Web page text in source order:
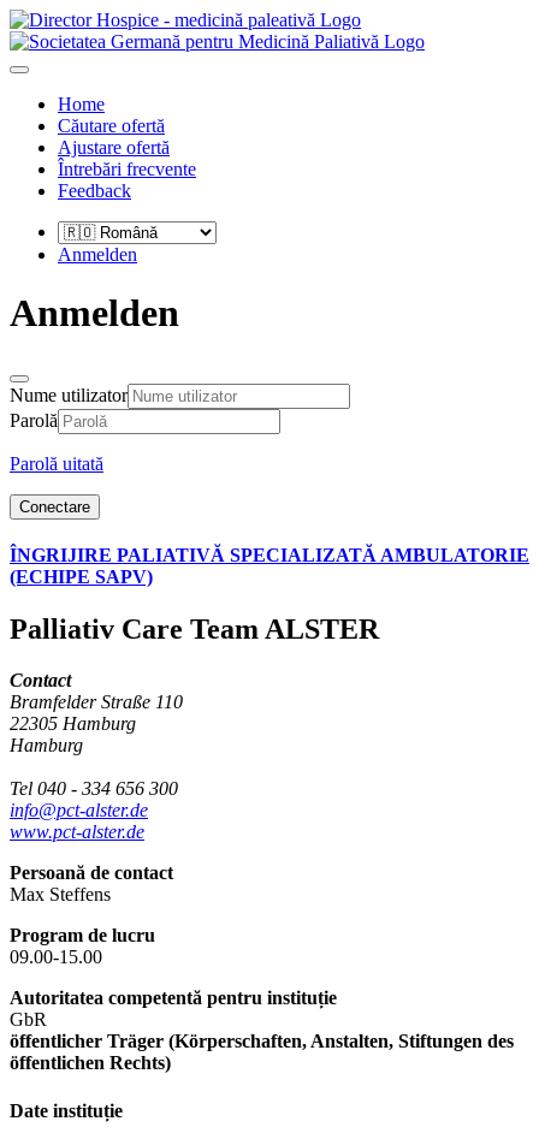
Home
Căutare ofertă
Ajustare ofertă
Întrebări frecvente
Feedback
Anmelden
Anmelden
Nume utilizator
Parolă
Parolă uitată
Conectare
ÎNGRIJIRE PALIATIVĂ SPECIALIZATĂ AMBULATORIE
(ECHIPE SAPV)
Palliativ Care Team ALSTER
Contact
Bramfelder Straße 110
22305 Hamburg
Hamburg
Tel 040 - 334 656 300
info@pct-alster.de
www.pct-alster.de
Persoană de contact
Max Steffens
Program de lucru
09.00-15.00
Autoritatea competentă pentru instituție
GbR
öffentlicher Träger (Körperschaften, Anstalten, Stiftungen des
öffentlichen Rechts)
Date instituție